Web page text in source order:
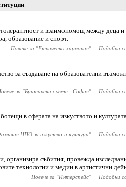
и взаимопомощ между деца и
образование и спорт.
Повече за "Eтническа хармония" Подобни
за създаване на образователни
за "Британски съвет - София" Подобни
в сферата на изкуството и
НПО за изкуство и култура" Подобни
организира събития, провежда
технологии и медии в артистични
Повече за "Интерспейс" Подобни